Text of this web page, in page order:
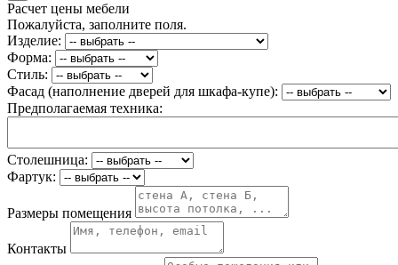
Расчет цены мебели
Пожалуйста, заполните поля.
Изделие:
Форма:
Стиль:
Фасад (наполнение дверей для шкафа-купе):
Предполагаемая техника:
Столешница:
Фартук:
Размеры помещения
Контакты